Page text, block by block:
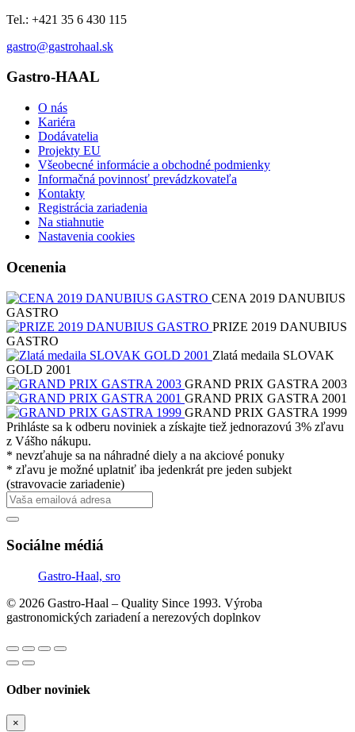
Tel.: +421 35 6 430 115
gastro@gastrohaal.sk
Gastro-HAAL
O nás
Kariéra
Dodávatelia
Projekty EU
Všeobecné informácie a obchodné podmienky
Informačná povinnosť prevádzkovateľa
Kontakty
Registrácia zariadenia
Na stiahnutie
Nastavenia cookies
Ocenenia
CENA 2019 DANUBIUS
GASTRO
PRIZE 2019 DANUBIUS
GASTRO
Zlatá medaila SLOVAK
GOLD 2001
GRAND PRIX GASTRA 2003
GRAND PRIX GASTRA 2001
GRAND PRIX GASTRA 1999
Prihláste sa k odberu noviniek a získajte tiež jednorazovú 3% zľavu
z Vášho nákupu.
* nevzťahuje sa na náhradné diely a na akciové ponuky
* zľavu je možné uplatniť iba jedenkrát pre jeden subjekt
(stravovacie zariadenie)
Sociálne médiá
Gastro-Haal, sro
© 2026 Gastro-Haal – Quality Since 1993. Výroba
gastronomických zariadení a nerezových doplnkov
Odber noviniek
×